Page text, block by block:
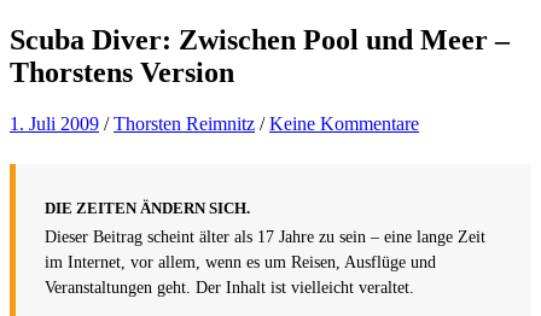
Scuba Diver: Zwischen Pool und Meer –
Thorstens Version
1. Juli 2009 /Thorsten Reimnitz /Keine Kommentare
DIE ZEITEN ÄNDERN SICH.
Dieser Beitrag scheint älter als 17 Jahre zu sein – eine lange Zeit
im Internet, vor allem, wenn es um Reisen, Ausflüge und
Veranstaltungen geht. Der Inhalt ist vielleicht veraltet.